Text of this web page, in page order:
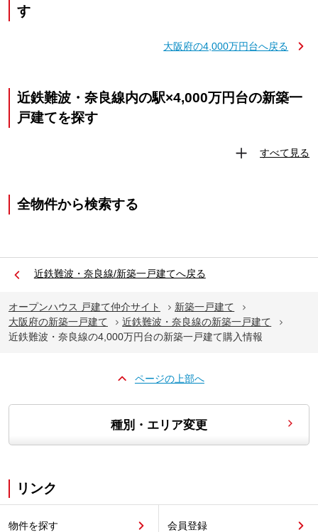
す
大阪府の4,000万円台へ戻る
近鉄難波・奈良線内の駅×4,000万円台の新築一
戸建てを探す
すべて見る
全物件から検索する
近鉄難波・奈良線/新築一戸建てへ戻る
オープンハウス 戸建て仲介サイト
新築一戸建て
大阪府の新築一戸建て
近鉄難波・奈良線の新築一戸建て
近鉄難波・奈良線の4,000万円台の新築一戸建て購入情報
ページの上部へ
種別・エリア変更
リンク
物件を探す 会員登録